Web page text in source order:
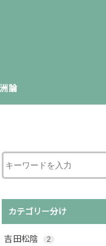
論
カテゴリー分け
吉田松陰 2